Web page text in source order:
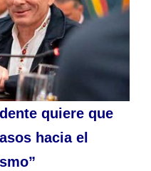
quiere que
hacia el